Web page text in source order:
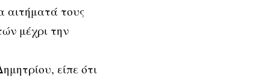
αιτήματά τους
μέχρι την
είπε ότι